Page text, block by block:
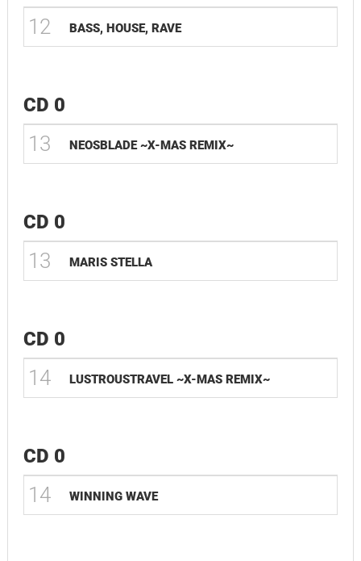
12 BASS, HOUSE, RAVE
CD 0
13 NEOSBLADE ~X-MAS REMIX~
CD 0
13 MARIS STELLA
CD 0
14 LUSTROUSTRAVEL ~X-MAS REMIX~
CD 0
14 WINNING WAVE